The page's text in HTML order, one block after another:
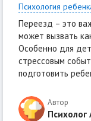
Психология
Переезд – это
может вызвать
Особенно для
стрессовым
подготовить
Автор
Психолог